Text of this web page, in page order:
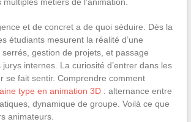
et de concret a de quoi séduire. Dès la
étudiants mesurent la réalité d’une
gestion de projets, et passage
internes. La curiosité d’entrer dans les
se fait sentir. Comprendre comment
type en animation 3D: alternance entre
dynamique de groupe. Voilà ce que
animateurs.